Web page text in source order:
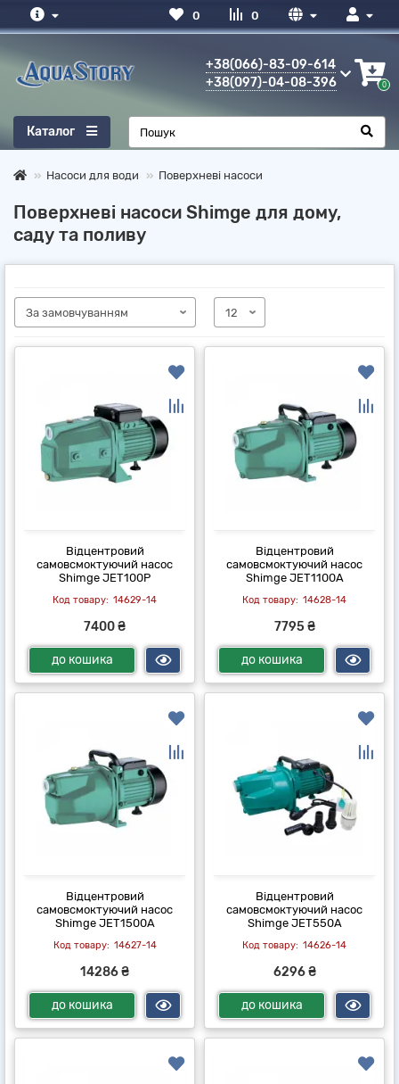
0
0
+38(066)-83-09-614
+38(097)-04-08-396
0
Каталог
Насоси для води Поверхневі насоси
Поверхневі насоси Shimge для дому,
саду та поливу
Відцентровий
самовсмоктуючий насос
Shimge JET100P
14629-14
7400 ₴
до кошика
Відцентровий
самовсмоктуючий насос
Shimge JET1100A
14628-14
7795 ₴
до кошика
Відцентровий
самовсмоктуючий насос
Shimge JET1500A
14627-14
14286 ₴
до кошика
Відцентровий
самовсмоктуючий насос
Shimge JET550A
14626-14
6296 ₴
до кошика